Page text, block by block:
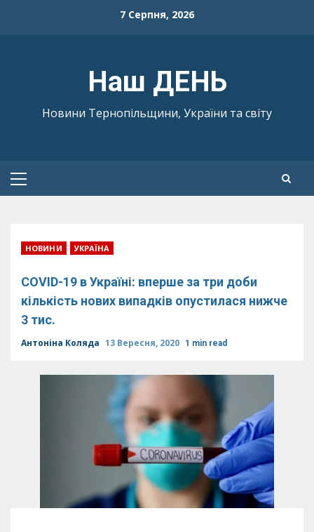
7 Серпня, 2026
Наш ДЕНЬ
Новини Тернопільщини, України та світу
Primary
НОВИНИ УКРАЇНА
COVID-19 в Україні: вперше за три доби
кількість нових випадків опустилася нижче
3 тис.
Антоніна Коляда 13 Вересня, 2020 1 min read